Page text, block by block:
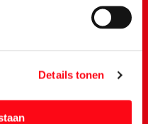
Details tonen